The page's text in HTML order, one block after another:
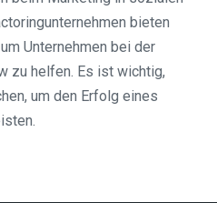
bieten
Unternehmen bei der
zu helfen. Es ist wichtig,
um den Erfolg eines